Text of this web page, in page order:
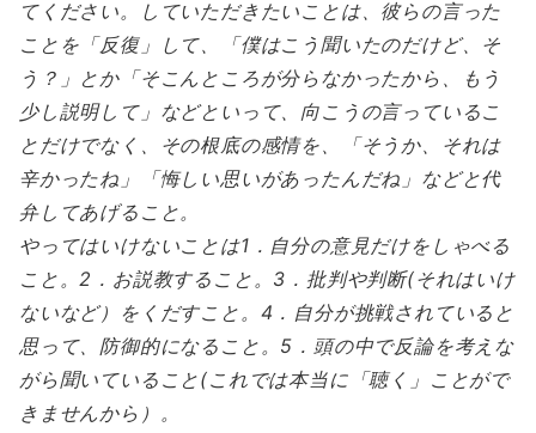
てください。していただきたいことは、彼らの言った
ことを「反復」して、「僕はこう聞いたのだけど、そ
う？」とか「そこんところが分らなかったから、もう
少し説明して」などといって、向こうの言っているこ
とだけでなく、その根底の感情を、「そうか、それは
辛かったね」「悔しい思いがあったんだね」などと代
弁してあげること。
やってはいけないことは1．自分の意見だけをしゃべる
こと。2．お説教すること。3．批判や判断(それはいけ
ないなど）をくだすこと。4．自分が挑戦されていると
思って、防御的になること。5．頭の中で反論を考えな
がら聞いていること(これでは本当に「聴く」ことがで
きませんから）。